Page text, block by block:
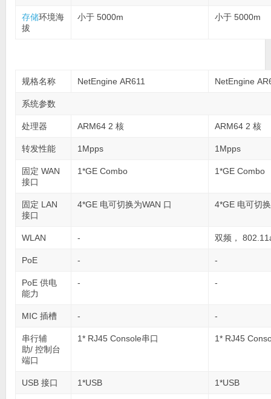
存储环境海
拔
小于 5000m 小于 5000m
规格名称 NetEngine AR611 NetEngine
系统参数
处理器 ARM64 2 核 ARM64 2 核
转发性能 1Mpps 1Mpps
固定 WAN
接口
1*GE Combo 1*GE Combo
固定 LAN
接口
4*GE 电可切换为WAN 口 4*GE 电可切
WLAN - 双频，
PoE - -
PoE 供电
能力
- -
MIC 插槽 - -
串行辅
助/ 控制台
端口
1* RJ45 Console串口 1* RJ45
USB 接口 1*USB 1*USB